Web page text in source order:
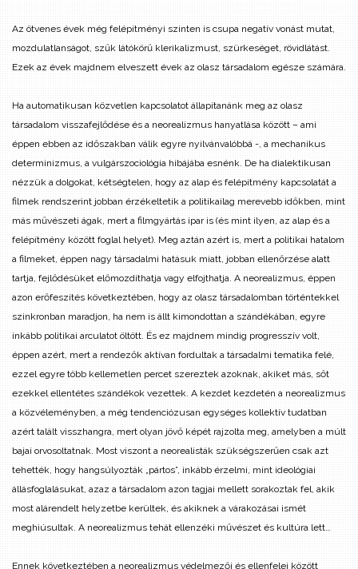
Az ötvenes évek még felépítményi szinten is csupa negatív vonást mutat,
mozdulatlanságot, szűk látókörű klerikalizmust, szürkeséget, rövidlátást.
Ezek az évek majdnem elveszett évek az olasz társadalom egésze számára.
Ha automatikusan közvetlen kapcsolatot állapítanánk meg az olasz
társadalom visszafejlődése és a neorealizmus hanyatlása között – ami
éppen ebben az időszakban válik egyre nyilvánvalóbbá -, a mechanikus
determinizmus, a vulgárszociológia hibájába esnénk. De ha dialektikusan
nézzük a dolgokat, kétségtelen, hogy az alap és felépítmény kapcsolatát a
filmek rendszerint jobban érzékeltetik a politikailag merevebb időkben, mint
más művészeti ágak, mert a filmgyártás ipar is (és mint ilyen, az alap és a
felépítmény között foglal helyet). Meg aztán azért is, mert a politikai hatalom
a filmeket, éppen nagy társadalmi hatásuk miatt, jobban ellenőrzése alatt
tartja, fejlődésüket előmozdíthatja vagy elfojthatja. A neorealizmus, éppen
azon erőfeszítés következtében, hogy az olasz társadalomban történtekkel
szinkronban maradjon, ha nem is állt kimondottan a szándékában, egyre
inkább politikai arculatot öltött. És ez majdnem mindig progresszív volt,
éppen azért, mert a rendezők aktívan fordultak a társadalmi tematika felé,
ezzel egyre több kellemetlen percet szereztek azoknak, akiket más, sőt
ezekkel ellentétes szándékok vezettek. A kezdet kezdetén a neorealizmus
a közvéleményben, a még tendenciózusan egységes kollektív tudatban
azért talált visszhangra, mert olyan jövő képét rajzolta meg, amelyben a múlt
bajai orvosoltatnak. Most viszont a neorealisták szükségszerűen csak azt
tehették, hogy hangsúlyozták „pártos”, inkább érzelmi, mint ideológiai
állásfoglalásukat, azaz a társadalom azon tagjai mellett sorakoztak fel, akik
most alárendelt helyzetbe kerültek, és akiknek a várakozásai ismét
meghiúsultak. A neorealizmus tehát ellenzéki művészet és kultúra lett…
Ennek következtében a neorealizmus védelmezői és ellenfelei között